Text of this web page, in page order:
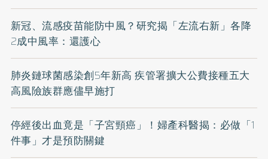
新冠、流感疫苗能防中風？研究揭「左流右新」各降
2成中風率：還護心
肺炎鏈球菌感染創5年新高 疾管署擴大公費接種五大
高風險族群應儘早施打​​​​​​​​​​​​​​​​
停經後出血竟是「子宮頸癌」！婦產科醫揭：必做「1
件事」才是預防關鍵